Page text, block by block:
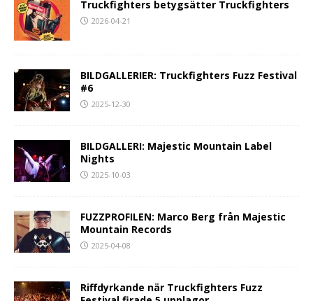
Truckfighters betygsätter Truckfighters
2026-04-21
BILDGALLERIER: Truckfighters Fuzz Festival
#6
2025-12-30
BILDGALLERI: Majestic Mountain Label
Nights
2025-10-03
FUZZPROFILEN: Marco Berg från Majestic
Mountain Records
2025-04-08
Riffdyrkande när Truckfighters Fuzz